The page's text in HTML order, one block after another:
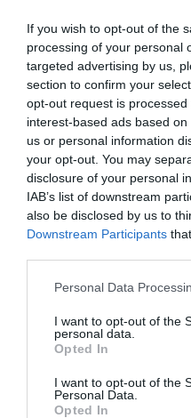
If you wish to opt-out of the
processing of your personal
targeted advertising by us,
section to confirm your
opt-out request is
interest-based ads based
us or personal information
your opt-out. You may
disclosure of your personal
IAB’s list of downstream
also be disclosed by us to
Downstream Participants
Please note that this
not limited to your visit or
grant or deny consent to
use your data for below
consent section.
Personal Data
I want to opt-out of the
personal data.
Opted In
I want to opt-out of the
Personal Data.
Opted In
Καταγγελία για
γιατρού στον
ασθενή – “Άρχισε
βρίζει και να τη
Κρήτη: Η
τουρίστας θέλησε
ασελγήσει σε
πρόταση σε
Ιαπωνία: Ο
Οκινάουα –
τραυματίες και
Σοβαρή η
Μπάιντεν: Ο
στα οστά – “Έχει